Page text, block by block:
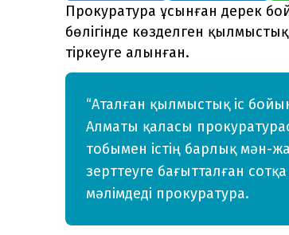
Прокуратура ұсынған дерек
бөлігінде көзделген
тіркеуге алынған.
“Аталған қылмыстық іс
Алматы қаласы
тобымен істің барлық мән-
зерттеуге бағытталған
мәлімдеді прокуратура.